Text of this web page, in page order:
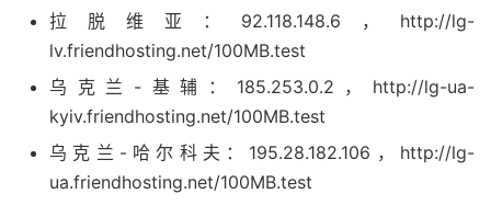
拉脱维亚：92.118.148.6，http://lg-
lv.friendhosting.net/100MB.test
乌克兰-基辅：185.253.0.2，http://lg-ua-
kyiv.friendhosting.net/100MB.test
乌克兰-哈尔科夫：195.28.182.106，http://lg-
ua.friendhosting.net/100MB.test